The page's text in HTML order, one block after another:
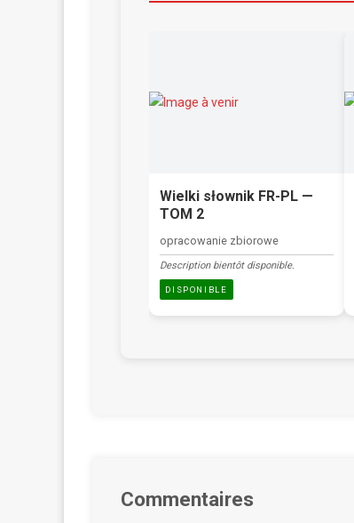
Wielki słownik FR-PL —
TOM 2
opracowanie zbiorowe
Description bientôt disponible.
DISPONIBLE
Commentaires